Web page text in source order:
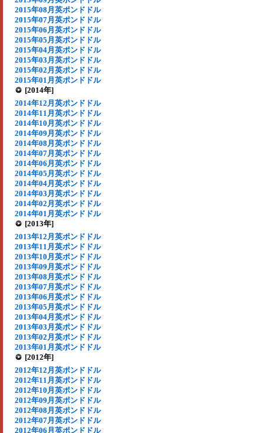
2015年08月英ポンドドル
2015年07月英ポンドドル
2015年06月英ポンドドル
2015年05月英ポンドドル
2015年04月英ポンドドル
2015年03月英ポンドドル
2015年02月英ポンドドル
2015年01月英ポンドドル
[2014年]
2014年12月英ポンドドル
2014年11月英ポンドドル
2014年10月英ポンドドル
2014年09月英ポンドドル
2014年08月英ポンドドル
2014年07月英ポンドドル
2014年06月英ポンドドル
2014年05月英ポンドドル
2014年04月英ポンドドル
2014年03月英ポンドドル
2014年02月英ポンドドル
2014年01月英ポンドドル
[2013年]
2013年12月英ポンドドル
2013年11月英ポンドドル
2013年10月英ポンドドル
2013年09月英ポンドドル
2013年08月英ポンドドル
2013年07月英ポンドドル
2013年06月英ポンドドル
2013年05月英ポンドドル
2013年04月英ポンドドル
2013年03月英ポンドドル
2013年02月英ポンドドル
2013年01月英ポンドドル
[2012年]
2012年12月英ポンドドル
2012年11月英ポンドドル
2012年10月英ポンドドル
2012年09月英ポンドドル
2012年08月英ポンドドル
2012年07月英ポンドドル
2012年06月英ポンドドル